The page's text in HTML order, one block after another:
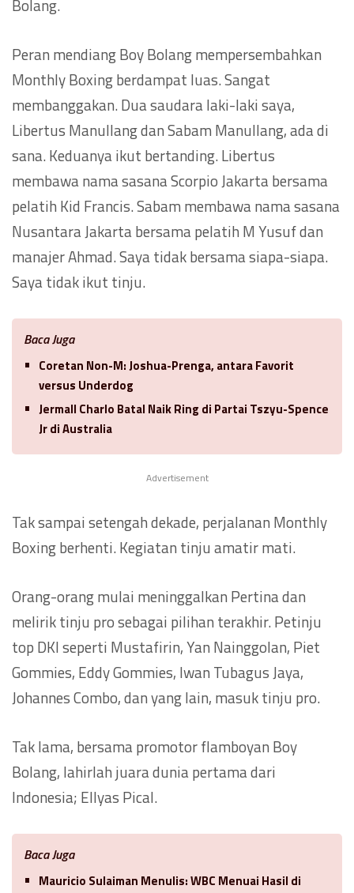
Bolang.
Peran mendiang Boy Bolang mempersembahkan
Monthly Boxing berdampat luas. Sangat
membanggakan. Dua saudara laki-laki saya,
Libertus Manullang dan Sabam Manullang, ada di
sana. Keduanya ikut bertanding. Libertus
membawa nama sasana Scorpio Jakarta bersama
pelatih Kid Francis. Sabam membawa nama sasana
Nusantara Jakarta bersama pelatih M Yusuf dan
manajer Ahmad. Saya tidak bersama siapa-siapa.
Saya tidak ikut tinju.
Baca Juga
Coretan Non-M: Joshua-Prenga, antara Favorit
versus Underdog
Jermall Charlo Batal Naik Ring di Partai Tszyu-Spence
Jr di Australia
Advertisement
Tak sampai setengah dekade, perjalanan Monthly
Boxing berhenti. Kegiatan tinju amatir mati.
Orang-orang mulai meninggalkan Pertina dan
melirik tinju pro sebagai pilihan terakhir. Petinju
top DKI seperti Mustafirin, Yan Nainggolan, Piet
Gommies, Eddy Gommies, Iwan Tubagus Jaya,
Johannes Combo, dan yang lain, masuk tinju pro.
Tak lama, bersama promotor flamboyan Boy
Bolang, lahirlah juara dunia pertama dari
Indonesia; Ellyas Pical.
Baca Juga
Mauricio Sulaiman Menulis: WBC Menuai Hasil di